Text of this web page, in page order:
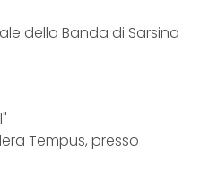
della Banda di Sarsina
Tempus, presso